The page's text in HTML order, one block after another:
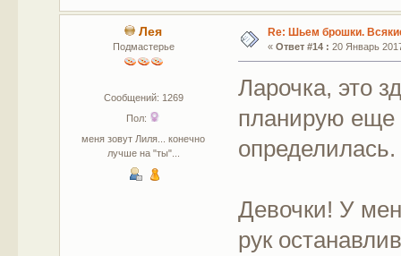
Лея
Подмастерье
Сообщений: 1269
Пол:
меня зовут Лиля... конечно
лучше на "ты"...
Re: Шьем брошки.
« Ответ #14 : 20 Январь
Ларочка, это
планирую еще
определилась.
Девочки! У
рук